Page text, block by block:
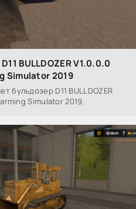
BULLDOZER V1.0.0.0
Simulator 2019
бульдозер D11 BULLDOZER
Simulator 2019.